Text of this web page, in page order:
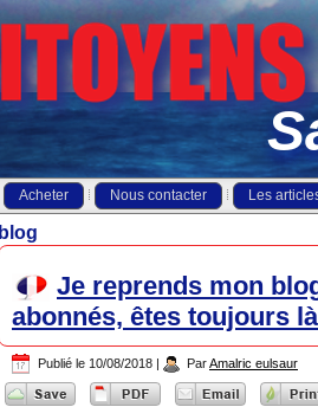
Acheter Nous contacter Les
blog
Je reprends mon
abonnés, êtes toujours
Publié le 10/08/2018 | ParAmalric eulsaur